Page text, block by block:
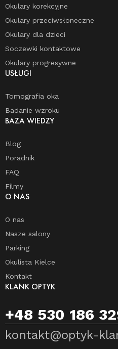
Okulary korekcyjne
Okulary przeciwsłoneczne
Okulary dla dzieci
Soczewki kontaktowe
Okulary progresywne
USŁUGI
Tomografia oka
Badanie wzroku
BAZA WIEDZY
Blog
Poradnik
FAQ
Filmy
O NAS
O nas
Nasze salony
Parking
Okulista Kielce
Kontakt
KLANK OPTYK
+48 530 186
kontakt@optyk-